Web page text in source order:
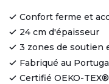
Confort ferme et
24 cm d'épaisseur
3 zones de soutien
Fabriqué au
Certifié OEKO-